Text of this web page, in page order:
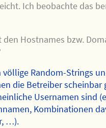
Ich beobachte das
den Hostnames bzw.
völlige Random-Strings
die Betreiber scheinbar
Usernamen sind
Kombinationen
…).